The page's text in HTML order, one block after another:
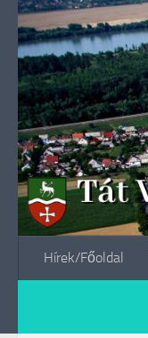
Skip to content
Hírek/Főoldal